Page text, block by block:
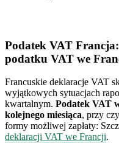
Podatek VAT
podatku VAT we
Francuskie deklaracje VAT
wyjątkowych sytuacjach
kwartalnym. Podatek VAT
kolejnego miesiąca, przy
formy możliwej zapłaty:
deklaracji VAT we Francji.